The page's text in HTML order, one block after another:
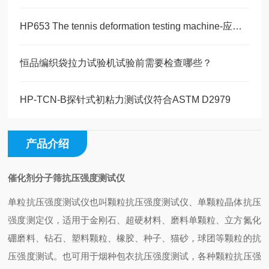
HP653 The tennis deformation testing machine-应用领域
恒品编织袋拉力试验机试验前需要检查哪些？
HP-TCN-B探针式初粘力测试仪符合ASTM D2979
产品介绍
催化剂分子筛抗压强度测试仪
单粒抗压强度测试仪也叫颗粒抗压强度测试仪、单颗粒晶体抗压
强度测定仪，适用于金刚石、超硬材料、磨料单颗粒、立方氮化
硼磨料、钻石、塑料颗粒、橡胶、种子、猫砂，球团等颗粒的抗
压强度测试。也可用于烟种包衣抗压强度测试，各种颗粒抗压强